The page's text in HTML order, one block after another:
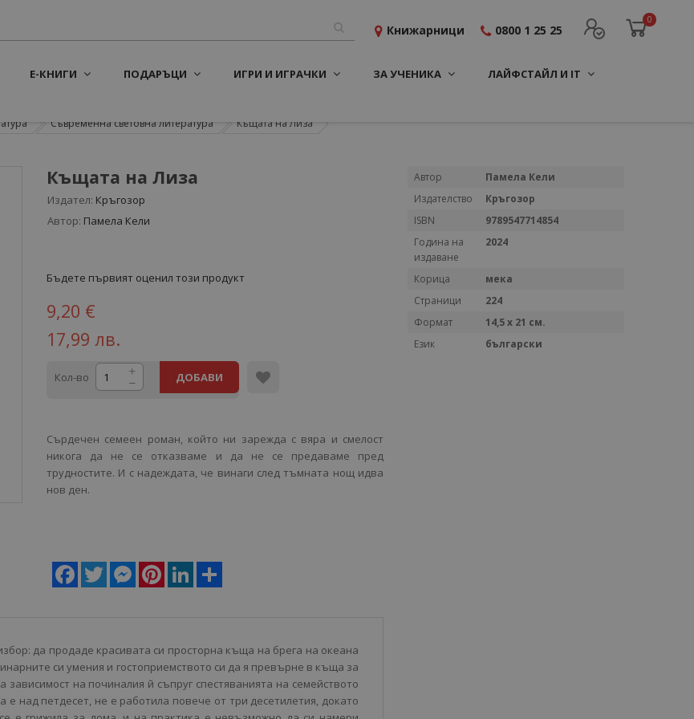
0
Книжарници 0800 1 25 25
Е-КНИГИ ПОДАРЪЦИ ИГРИ И ИГРАЧКИ ЗА УЧЕНИКА ЛАЙФСТАЙЛ И IT
Съвременна световна литература Къщата на Лиза
Къщата на Лиза
Издател: Кръгозор
Автор: Памела Кели
Бъдете първият оценил този продукт
9,20 €
17,99 лв.
Кол-во ДОБАВИ
Сърдечен семеен роман, който ни зарежда с вяра и смелост
никога да не се отказваме и да не се предаваме пред
трудностите. И с надеждата, че винаги след тъмната нощ идва
нов ден.
Facebook
Twitter MessengerPinterestLinkedIn
да продаде красивата си просторна къща на брега на океана
си умения и гостоприемството си да я превърне в къща за
зависимост на починалия й съпруг спестяванията на семейството
над петдесет, не е работила повече от три десетилетия, докато
Повече
Автор
Памела Кели
Издателство
Кръгозор
ISBN
9789547714854
Година на
издаване
2024
Корица
мека
Страници
224
Формат
14,5 х 21 см.
Език
български